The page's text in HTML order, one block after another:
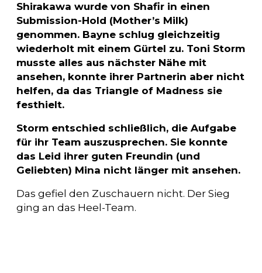
Shirakawa wurde von Shafir in einen
Submission-Hold (Mother’s Milk)
genommen. Bayne schlug gleichzeitig
wiederholt mit einem Gürtel zu. Toni Storm
musste alles aus nächster Nähe mit
ansehen, konnte ihrer Partnerin aber nicht
helfen, da das Triangle of Madness sie
festhielt.
Storm entschied schließlich, die Aufgabe
für ihr Team auszusprechen. Sie konnte
das Leid ihrer guten Freundin (und
Geliebten) Mina nicht länger mit ansehen.
Das gefiel den Zuschauern nicht. Der Sieg
ging an das Heel-Team.